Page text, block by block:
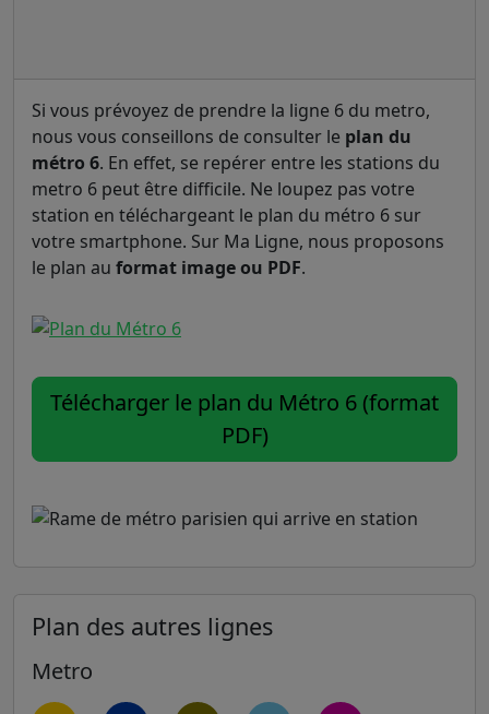
Si vous prévoyez de prendre la ligne 6 du metro,
nous vous conseillons de consulter le plan du
métro 6. En effet, se repérer entre les stations du
metro 6 peut être difficile. Ne loupez pas votre
station en téléchargeant le plan du métro 6 sur
votre smartphone. Sur Ma Ligne, nous proposons
le plan au format image ou PDF.
Télécharger le plan du Métro 6 (format
PDF)
Plan des autres lignes
Metro